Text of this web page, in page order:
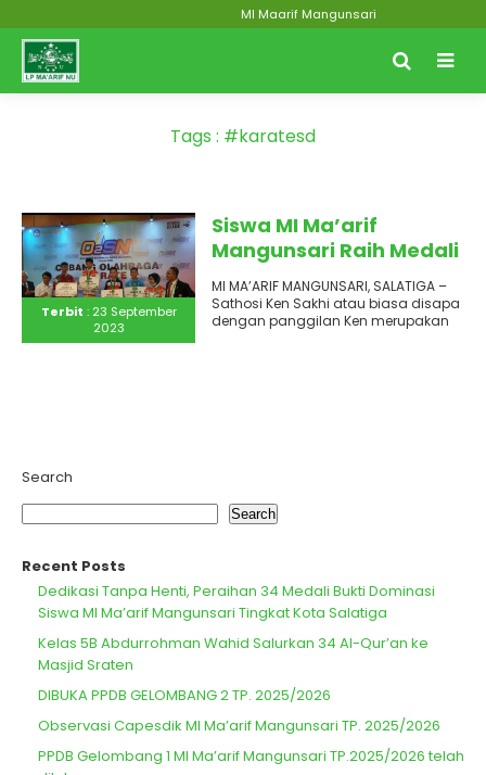
MI Maarif Mangunsari
Tags : #karatesd
Terbit : 23 September
2023
Siswa MI Ma’arif
Mangunsari Raih Medali
Emas pada O2SN
Tingkat Nasional 2023
Cabor Karate
MI MA’ARIF MANGUNSARI, SALATIGA –
Sathosi Ken Sakhi atau biasa disapa
dengan panggilan Ken merupakan
Search
Search
Recent Posts
Dedikasi Tanpa Henti, Peraihan 34 Medali Bukti Dominasi
Siswa MI Ma’arif Mangunsari Tingkat Kota Salatiga
Kelas 5B Abdurrohman Wahid Salurkan 34 Al-Qur’an ke
Masjid Sraten
DIBUKA PPDB GELOMBANG 2 TP. 2025/2026
Observasi Capesdik MI Ma’arif Mangunsari TP. 2025/2026
PPDB Gelombang 1 MI Ma’arif Mangunsari TP.2025/2026 telah